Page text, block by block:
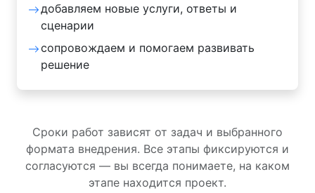
добавляем новые услуги, ответы и
сценарии
сопровождаем и помогаем развивать
решение
Сроки работ зависят от задач и выбранного
формата внедрения. Все этапы фиксируются и
согласуются — вы всегда понимаете, на каком
этапе находится проект.